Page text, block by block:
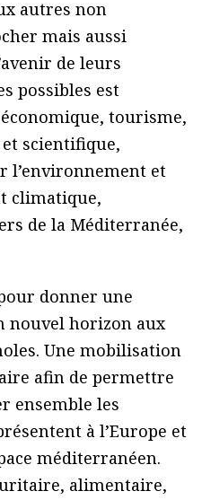
autres non
mais aussi
de leurs
possibles est
tourisme,
scientifique,
l’environnement et
climatique,
de la Méditerranée,
donner une
nouvel horizon aux
Une mobilisation
afin de permettre
ensemble les
à l’Europe et
méditerranéen.
alimentaire,